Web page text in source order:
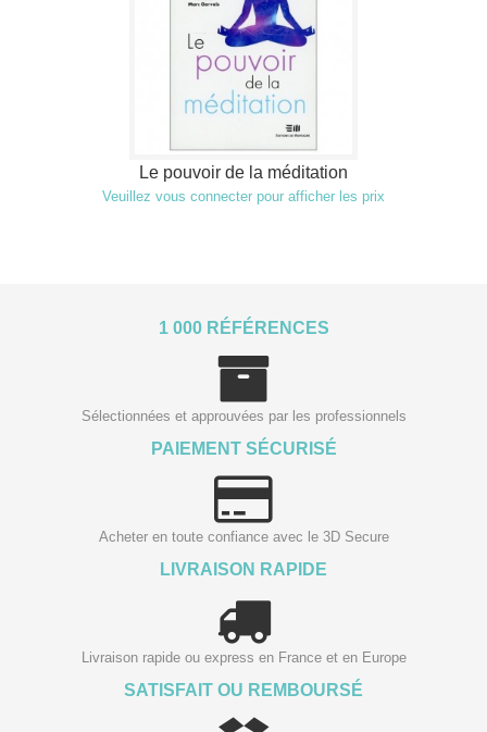
Le pouvoir de la méditation
Veuillez vous connecter pour afficher les prix
1 000 RÉFÉRENCES
Sélectionnées et approuvées par les professionnels
PAIEMENT SÉCURISÉ
Acheter en toute confiance avec le 3D Secure
LIVRAISON RAPIDE
Livraison rapide ou express en France et en Europe
SATISFAIT OU REMBOURSÉ